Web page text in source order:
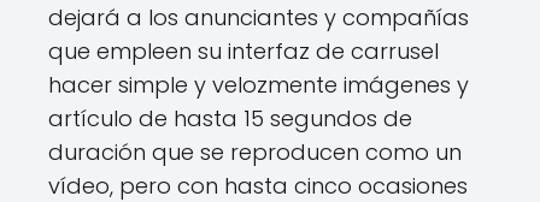
dejará a los anunciantes y compañías
que empleen su interfaz de carrusel
hacer simple y velozmente imágenes y
artículo de hasta 15 segundos de
duración que se reproducen como un
vídeo, pero con hasta cinco ocasiones